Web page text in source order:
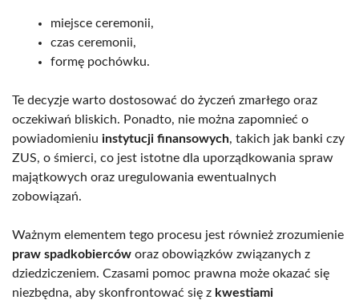
miejsce ceremonii,
czas ceremonii,
formę pochówku.
Te decyzje warto dostosować do życzeń zmarłego oraz
oczekiwań bliskich. Ponadto, nie można zapomnieć o
powiadomieniu instytucji finansowych, takich jak banki czy
ZUS, o śmierci, co jest istotne dla uporządkowania spraw
majątkowych oraz uregulowania ewentualnych
zobowiązań.
Ważnym elementem tego procesu jest również zrozumienie
praw spadkobierców oraz obowiązków związanych z
dziedziczeniem. Czasami pomoc prawna może okazać się
niezbędna, aby skonfrontować się z kwestiami